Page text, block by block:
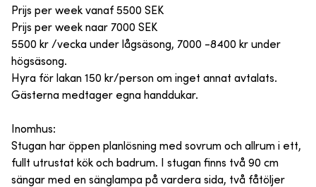
Prijs per week vanaf 5500 SEK
Prijs per week naar 7000 SEK
5500 kr /vecka under lågsäsong, 7000 -8400 kr under
högsäsong.
Hyra för lakan 150 kr/person om inget annat avtalats.
Gästerna medtager egna handdukar.
Inomhus:
Stugan har öppen planlösning med sovrum och allrum i ett,
fullt utrustat kök och badrum. I stugan finns två 90 cm
sängar med en sänglampa på vardera sida, två fåtöljer